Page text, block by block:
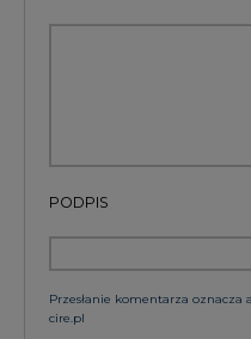
PODPIS
Przesłanie komentarza oznacza
cire.pl